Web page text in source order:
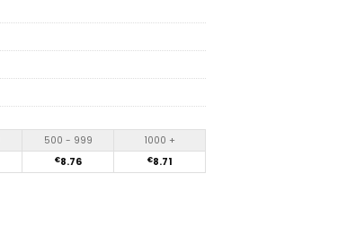
500 - 999 1000 +
€8.76 €8.71